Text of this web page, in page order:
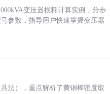
变压器损耗计算实例，分步
参数，指导用户快速掌握变压器
法），重点解析了黄铜棒密度取